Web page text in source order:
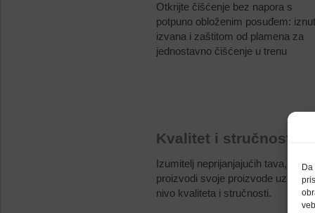
Otkrijte čišćenje bez napora s
potpuno obloženim posuđem:
izvana i zaštitom od plamena za
jednostavno čišćenje u trenu
Kvalitet i stručnost
Izumitelj neprijanjajućih tava, Tefal
proizvodi svoje proizvode uz visok
nivo kvaliteta i stručnosti.